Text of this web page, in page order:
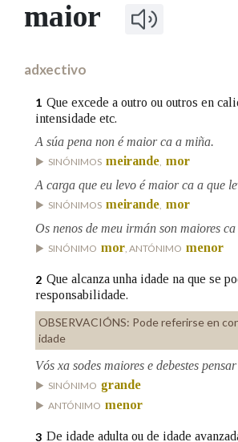
IDENTIDADE
MARCIAL
FIGURAS
PRIMAVERA
Facebook
TwitterYoutubeInstagram
Bluesky
BUSCAR NOS LEMAS
Remata por
BUSCAR NO CONTIDO
Nas definicións
Nos exemplos
Na fraseoloxía
maior
adxectivo
1 Que excede a outro ou outros en
intensidade etc.
A súa pena non é maior ca a miña.
SINÓNIMOS meirande mor
A carga que eu levo é maior ca a que
SINÓNIMOS meirande mor
Os nenos de meu irmán son maiores ca
SINÓNIMO mor , ANTÓNIMO menor
2 Que alcanza unha idade na que se
responsabilidade.
OBSERVACIÓNS: Pode referirse en
idade
Vós xa sodes maiores e debestes
SINÓNIMO grande
ANTÓNIMO menor
3 De idade adulta ou de idade